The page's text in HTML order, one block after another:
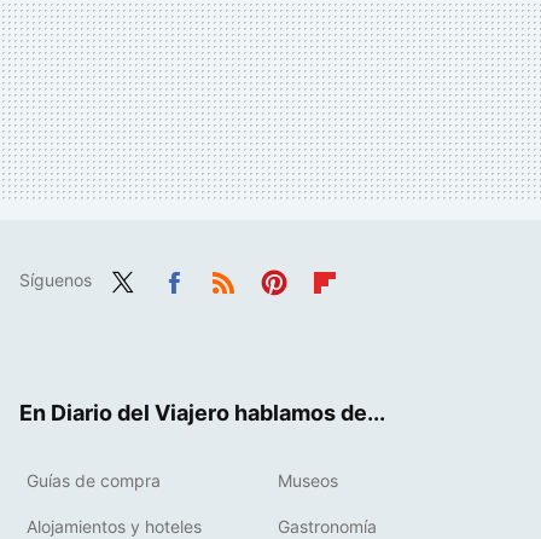
Síguenos
En Diario del Viajero hablamos de...
Guías de compra Museos
Alojamientos y hoteles Gastronomía